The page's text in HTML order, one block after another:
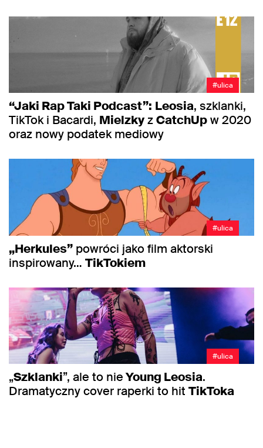
#ulica
“Jaki Rap Taki Podcast”: Leosia, szklanki,
TikTok i Bacardi, MielzkyzCatchUpw 2020
oraz nowy podatek mediowy
#ulica
„Herkules” powróci jako film aktorski
inspirowany… TikTokiem
#ulica
„Szklanki”, ale to nieYoung Leosia.
Dramatyczny cover raperki to hit TikToka